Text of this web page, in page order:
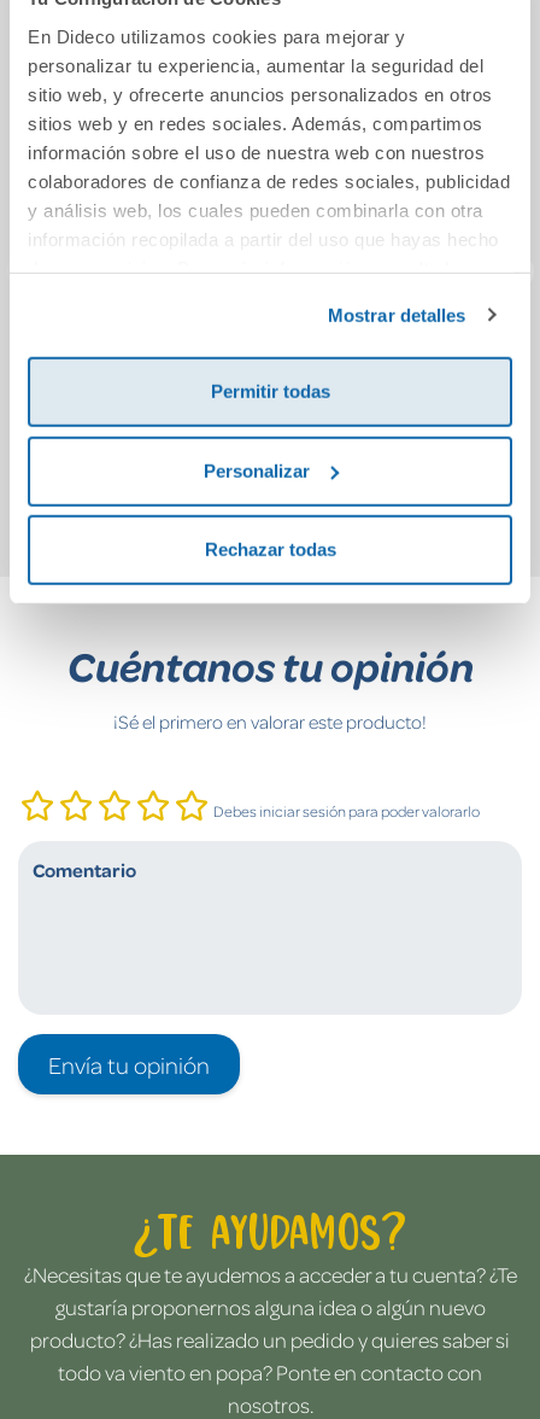
En Dideco utilizamos cookies para mejorar y
personalizar tu experiencia, aumentar la seguridad del
sitio web, y ofrecerte anuncios personalizados en otros
sitios web y en redes sociales. Además, compartimos
información sobre el uso de nuestra web con nuestros
colaboradores de confianza de redes sociales, publicidad
y análisis web, los cuales pueden combinarla con otra
información recopilada a partir del uso que hayas hecho
Mostrar detalles
Permitir todas
Personalizar
Rechazar todas
5,95€
PROYECTOS
C.MEDIO ANDAL
ED23
35,97€
Comprar
Cuéntanos tu opinión
¡Sé el primero en valorar este producto!
Debes iniciar sesión para poder valorarlo
Envía tu opinión
¿Te ayudamos?
¿Necesitas que te ayudemos a acceder a tu cuenta? ¿Te
gustaría proponernos alguna idea o algún nuevo
producto? ¿Has realizado un pedido y quieres saber si
todo va viento en popa? Ponte en contacto con
nosotros.